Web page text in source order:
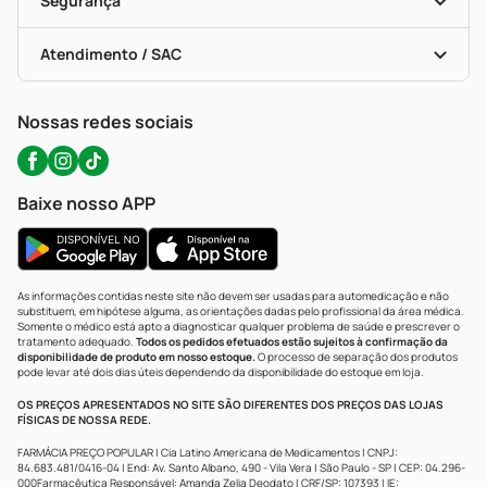
Troca E Devolução
Bulas De A A Z
Políticas De Marketplace
Testes Rápidos
Autoteste Covid-19
Certificado De Segurança
Portal Da Privacidade
Atendimento / SAC
WhatsApp (47) 9202-1687
Nossas redes sociais
Baixe nosso APP
As informações contidas neste site não devem ser usadas para automedicação e não
substituem, em hipótese alguma, as orientações dadas pelo profissional da área médica.
Somente o médico está apto a diagnosticar qualquer problema de saúde e prescrever o
tratamento adequado. Todos os pedidos efetuados estão sujeitos à confirmação da
disponibilidade de produto em nosso estoque.O processo de separação dos produtos
pode levar até dois dias úteis dependendo da disponibilidade do estoque em loja.
OS PREÇOS APRESENTADOS NO SITE SÃO DIFERENTES DOS PREÇOS DAS LOJAS
FÍSICAS DE NOSSA REDE.
FARMÁCIA PREÇO POPULAR | Cia Latino Americana de Medicamentos | CNPJ:
84.683.481/0416-04 | End: Av. Santo Albano, 490 - Vila Vera | São Paulo - SP | CEP: 04.296-
000Farmacêutica Responsável: Amanda Zelia Deodato | CRF/SP: 107393 | IE: